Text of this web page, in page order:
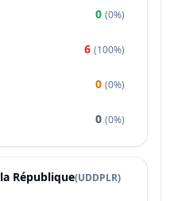
0 (0%)
6 (100%)
0 (0%)
0 (0%)
République(UDDPLR)